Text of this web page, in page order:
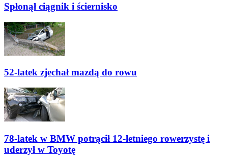
Spłonął ciągnik i ściernisko
52-latek zjechał mazdą do rowu
78-latek w BMW potrącił 12-letniego rowerzystę i
uderzył w Toyotę